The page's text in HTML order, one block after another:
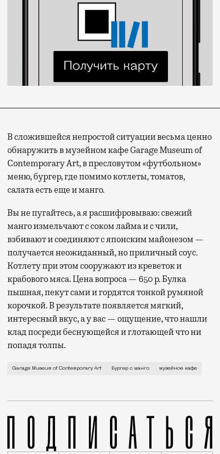
В сложившейся непростой ситуации весьма ценно
обнаружить в музейном кафе Garage Museum of
Contemporary Art, в пресловутом «футбольном»
меню, бургер, где помимо котлеты, томатов,
салата есть еще и манго.
Вы не пугайтесь, а я расшифровываю: свежий
манго измельчают с соком лайма и с чили,
взбивают и соединяют с японским майонезом —
получается неожиданный, но приличный соус.
Котлету при этом сооружают из креветок и
крабового мяса. Цена вопроса — 650 р. Булка
пышная, пекут сами и гордятся тонкой румяной
корочкой. В результате появляется мягкий,
интересный вкус, а у вас — ощущение, что нашли
клад посреди беснующейся и глотающей что ни
попадя толпы.
В многочисленных (и часто весьма диких)
Garage Museum of Contemporary Art Бургер с манго музейное кафе